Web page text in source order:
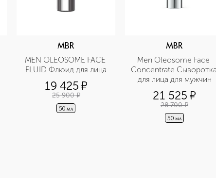
MBR
MEN OLEOSOME FACE
FLUID Флюид для лица
19 425 ¤
25 900 ¤
50 мл
MBR
Men Oleosome Face
Concentrate
для лица для мужчин
21 525 ¤
28 700 ¤
50 мл